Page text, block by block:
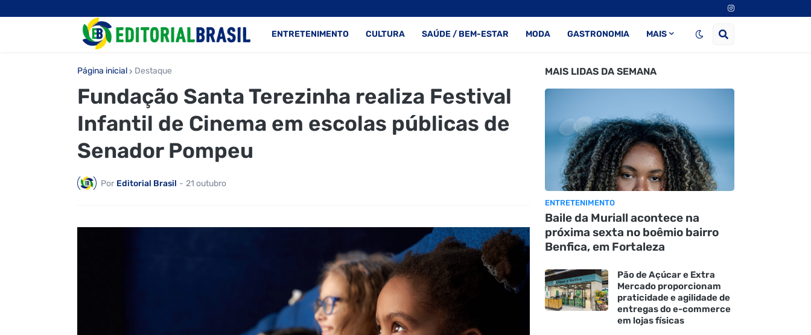
ENTRETENIMENTO CULTURA SAÚDE / BEM-ESTAR MODA GASTRONOMIA MAIS
Página inicial Destaque
Fundação Santa Terezinha realiza Festival
Infantil de Cinema em escolas públicas de
Senador Pompeu
Por Editorial Brasil - 21 outubro
MAIS LIDAS DA SEMANA
ENTRETENIMENTO
Baile da Muriall acontece na
próxima sexta no boêmio bairro
Benfica, em Fortaleza
Pão de Açúcar e Extra
Mercado proporcionam
praticidade e agilidade de
entregas do e-commerce
em lojas físicas